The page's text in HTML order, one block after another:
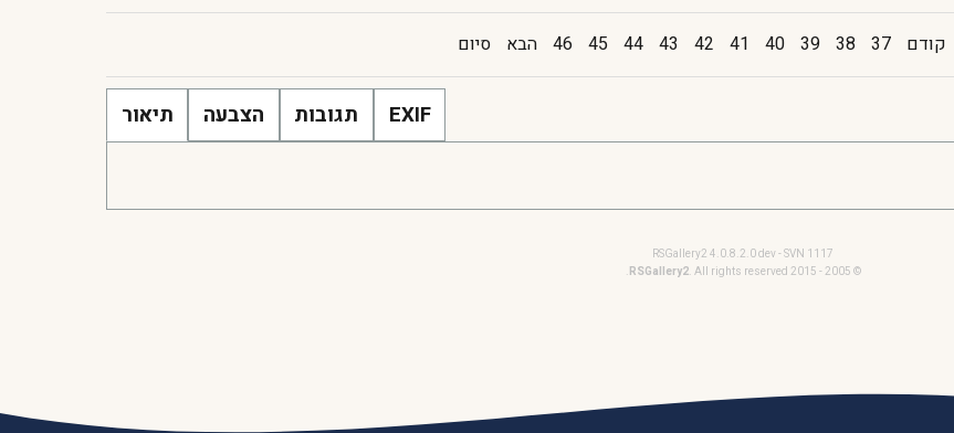
קודם 37
38
39
40
41
42
43
44
45
46 הבא סיום
תיאור הצבעה תגובות EXIF
RSGallery2 4.0.8.2.0 dev - SVN 1117
© 2005 - 2015
RSGallery2. All rights reserved.